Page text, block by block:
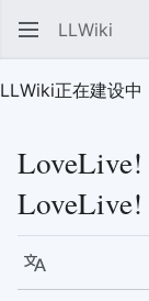
LLWiki
LLWiki正在建设中
LoveLive!
语言